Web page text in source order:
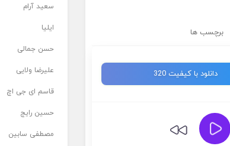
برچسب ها
دانلود با کیفیت 320
سعید آرام
ایلیا
حسن جمالی
علیرضا ولایی
قاسم ای جی اچ
حسین رایج
مصطفی سابین